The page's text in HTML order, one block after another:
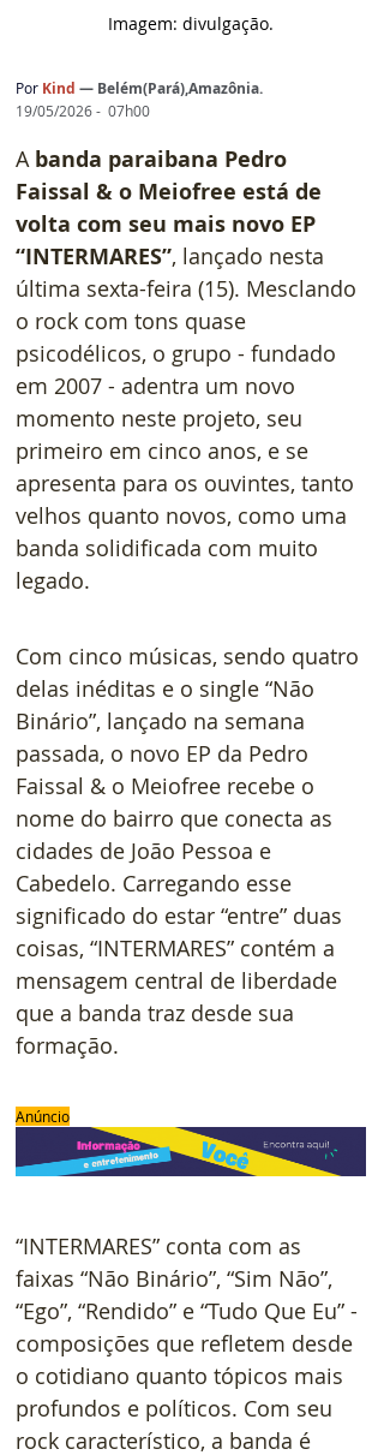
Imagem: divulgação.
Por Kind — Belém(Pará),Amazônia.
19/05/2026 -  07h00
A banda paraibana Pedro
Faissal & o Meiofree está de
volta com seu mais novo EP
“INTERMARES”, lançado nesta
última sexta-feira (15). Mesclando
o rock com tons quase
psicodélicos, o grupo - fundado
em 2007 - adentra um novo
momento neste projeto, seu
primeiro em cinco anos, e se
apresenta para os ouvintes, tanto
velhos quanto novos, como uma
banda solidificada com muito
legado.
Com cinco músicas, sendo quatro
delas inéditas e o single “Não
Binário”, lançado na semana
passada, o novo EP da Pedro
Faissal & o Meiofree recebe o
nome do bairro que conecta as
cidades de João Pessoa e
Cabedelo. Carregando esse
significado do estar “entre” duas
coisas, “INTERMARES” contém a
mensagem central de liberdade
que a banda traz desde sua
formação.
Anúncio
“INTERMARES” conta com as
faixas “Não Binário”, “Sim Não”,
“Ego”, “Rendido” e “Tudo Que Eu” -
composições que refletem desde
o cotidiano quanto tópicos mais
profundos e políticos. Com seu
rock característico, a banda é